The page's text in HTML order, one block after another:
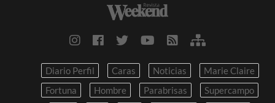
Diario Perfil Caras Noticias
Marie Claire
Fortuna
Hombre Parabrisas
Supercampo